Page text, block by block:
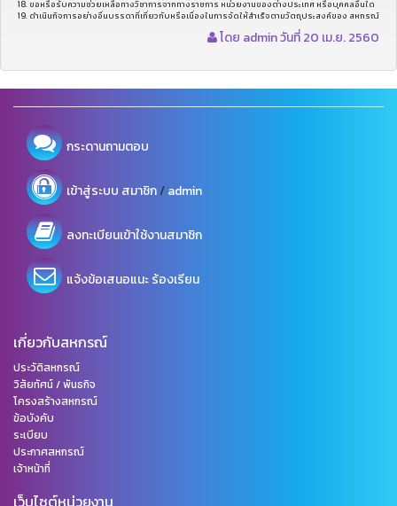
18. ขอหรือรับความช่วยเหลือทางวิชาการจากทางราชการ หน่วยงานของต่างประเทศ หรือบุคคลอื่นใด
19. ดำเนินกิจการอย่างอื่นบรรดาที่เกี่ยวกับหรือเนื่องในการจัดให้สำเร็จตามวัตถุประสงค์ของ สหกรณ์
โดย admin วันที่ 20 เม.ย. 2560
กระดานถามตอบ
เข้าสู่ระบบ สมาชิก/admin
ลงทะเบียนเข้าใช้งานสมาชิก
แจ้งข้อเสนอแนะ ร้องเรียน
เกี่ยวกับสหกรณ์
ประวัติสหกรณ์
วิสัยทัศน์ / พันธกิจ
โครงสร้างสหกรณ์
ข้อบังคับ
ระเบียบ
ประกาศสหกรณ์
เจ้าหน้าที่
เว็บไซต์หน่วยงาน